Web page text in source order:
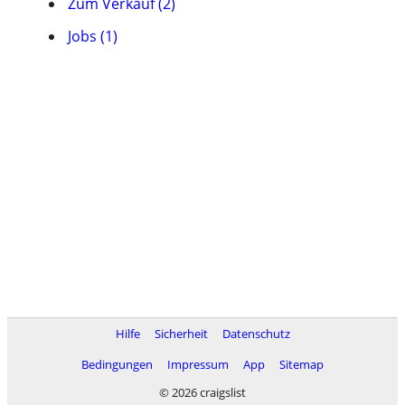
Jobs (1)
Hilfe Sicherheit
Datenschutz
Bedingungen
Impressum App
Sitemap
© 2026 craigslist